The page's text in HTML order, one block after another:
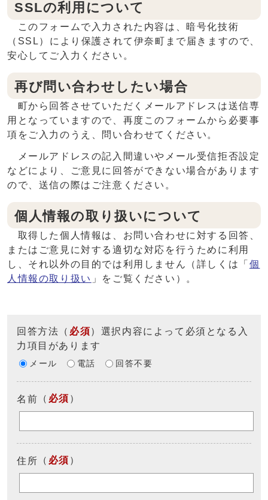
SSLの利用について
このフォームで入力された内容は、暗号化技術
（SSL）により保護されて伊奈町まで届きますので、
安心してご入力ください。
再び問い合わせしたい場合
町から回答させていただくメールアドレスは送信専
用となっていますので、再度このフォームから必要事
項をご入力のうえ、問い合わせてください。
メールアドレスの記入間違いやメール受信拒否設定
などにより、ご意見に回答ができない場合があります
ので、送信の際はご注意ください。
個人情報の取り扱いについて
取得した個人情報は、お問い合わせに対する回答、
またはご意見に対する適切な対応を行うために利用
し、それ以外の目的では利用しません（詳しくは「 個
人情報の取り扱い 」をご覧ください）。
回答方法 （ 必須）選択内容によって必須となる入
力項目があります
メール 電話 回答不要
名前 （ 必須 ）
住所 （ 必須 ）